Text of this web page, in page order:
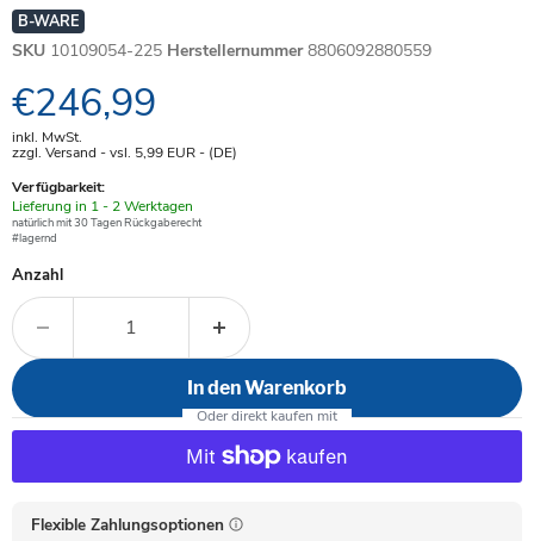
B-WARE
SKU 10109054-225 Herstellernummer 8806092880559
Aktueller Preis
€246,99
inkl. MwSt.
zzgl. Versand - vsl. 5,99 EUR- (DE)
Verfügbarkeit:
Verfügbar
-
Lieferung in 1 - 2 Werktagen
natürlich mit 30 Tagen Rückgaberecht
#lagernd
Anzahl
In den Warenkorb
Flexible Zahlungsoptionen